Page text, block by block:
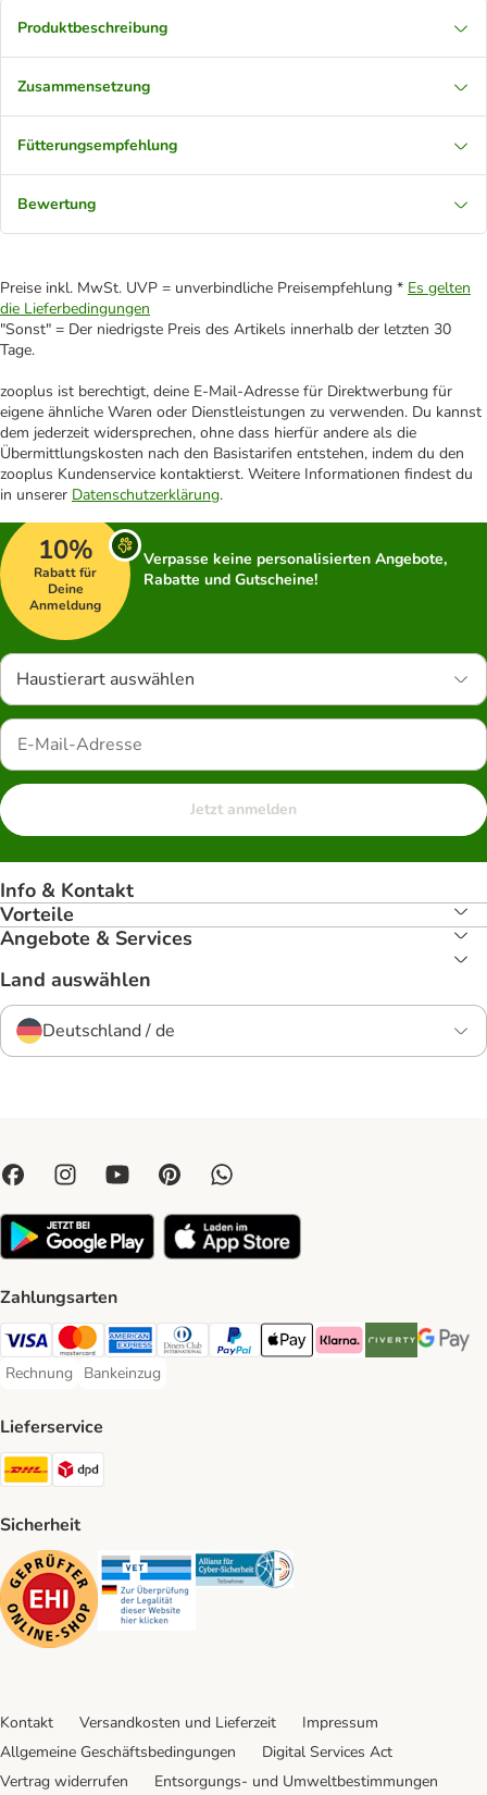
Produktbeschreibung
Zusammensetzung
Fütterungsempfehlung
Bewertung
Preise inkl. MwSt. UVP = unverbindliche Preisempfehlung * Es gelten
die Lieferbedingungen
"Sonst" = Der niedrigste Preis des Artikels innerhalb der letzten 30
Tage.
zooplus ist berechtigt, deine E-Mail-Adresse für Direktwerbung für
eigene ähnliche Waren oder Dienstleistungen zu verwenden. Du kannst
dem jederzeit widersprechen, ohne dass hierfür andere als die
Übermittlungskosten nach den Basistarifen entstehen, indem du den
zooplus Kundenservice kontaktierst. Weitere Informationen findest du
in unserer Datenschutzerklärung.
10%
Rabatt für
Deine
Anmeldung
Verpasse keine personalisierten Angebote,
Rabatte und Gutscheine!
Haustierart auswählen
Jetzt anmelden
Info & Kontakt
Vorteile
Angebote & Services
Land auswählen
Deutschland / de
Zahlungsarten
Visa Payment Method
Mastercard Payment Method
American Express Payment Method
Diners Club Payment Method
PayPal Payment Method
Apple Pay Payment Method
Klarna Payment Method
Riverty Payment
Google
Rechnung
Rechnung Payment Method
Bankeinzug
Bankeinzug Payment Method
Lieferservice
DHL Shipping Method
Sicherheit
Security Security Security
Kontakt Versandkosten und Lieferzeit
Impressum
Allgemeine Geschäftsbedingungen
Digital Services Act
Vertrag widerrufen
Entsorgungs- und Umweltbestimmungen